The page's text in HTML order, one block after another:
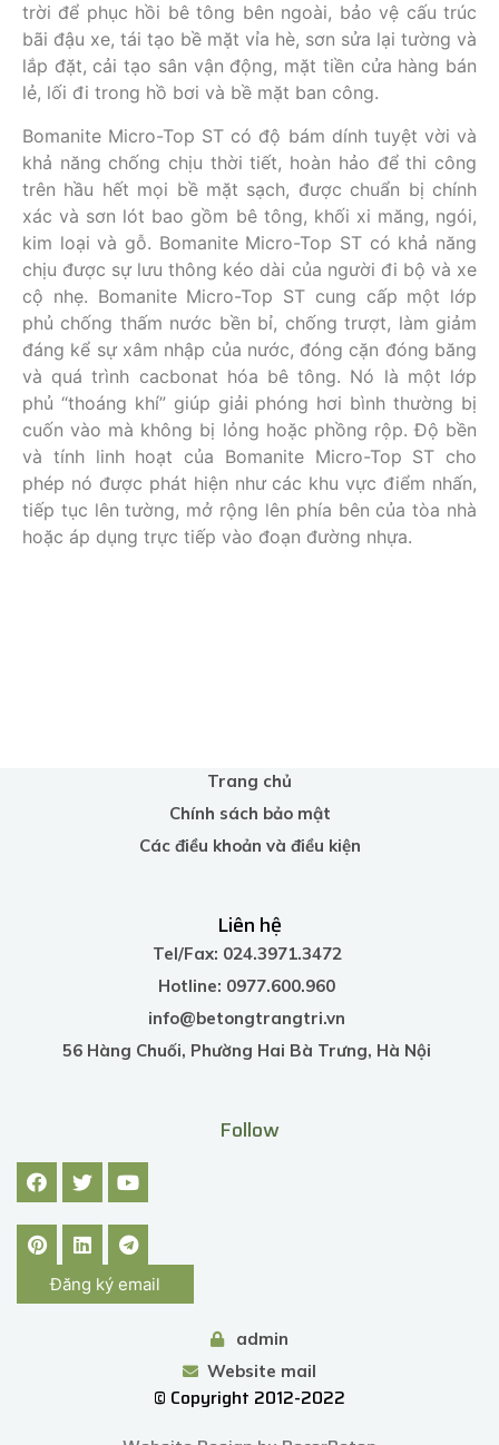
trời để phục hồi bê tông bên ngoài, bảo vệ cấu trúc
bãi đậu xe, tái tạo bề mặt vỉa hè, sơn sửa lại tường và
lắp đặt, cải tạo sân vận động, mặt tiền cửa hàng bán
lẻ, lối đi trong hồ bơi và bề mặt ban công.
Bomanite Micro-Top ST có độ bám dính tuyệt vời và
khả năng chống chịu thời tiết, hoàn hảo để thi công
trên hầu hết mọi bề mặt sạch, được chuẩn bị chính
xác và sơn lót bao gồm bê tông, khối xi măng, ngói,
kim loại và gỗ. Bomanite Micro-Top ST có khả năng
chịu được sự lưu thông kéo dài của người đi bộ và xe
cộ nhẹ. Bomanite Micro-Top ST cung cấp một lớp
phủ chống thấm nước bền bỉ, chống trượt, làm giảm
đáng kể sự xâm nhập của nước, đóng cặn đóng băng
và quá trình cacbonat hóa bê tông. Nó là một lớp
phủ “thoáng khí” giúp giải phóng hơi bình thường bị
cuốn vào mà không bị lỏng hoặc phồng rộp. Độ bền
và tính linh hoạt của Bomanite Micro-Top ST cho
phép nó được phát hiện như các khu vực điểm nhấn,
tiếp tục lên tường, mở rộng lên phía bên của tòa nhà
hoặc áp dụng trực tiếp vào đoạn đường nhựa.
Trang chủ
Chính sách bảo mật
Các điều khoản và điều kiện
Liên hệ
Tel/Fax: 024.3971.3472
Hotline: 0977.600.960
info@betongtrangtri.vn
56 Hàng Chuối, Phường Hai Bà Trưng, Hà Nội
Follow
Đăng ký email
admin
Website mail
© Copyright 2012-2022